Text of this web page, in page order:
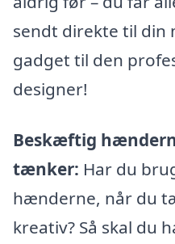
sendt direkte til din
gadget til den
designer!
Beskæftig
tænker: Har du
hænderne, når du
kreativ? Så skal du